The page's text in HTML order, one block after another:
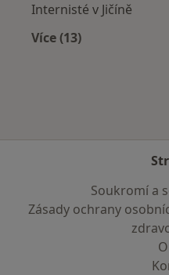
Internisté v Jičíně
Více (13)
Soukromí a
Zásady ochrany